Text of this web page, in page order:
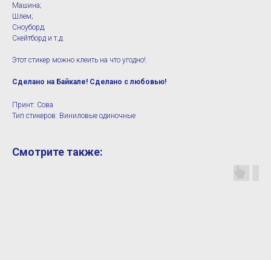
Машина;
Шлем;
Сноуборд;
Скейтборд и т.д.
Этот стикер можно клеить на что угодно!.
Сделано на Байкале! Сделано с любовью!
Принт: Сова
Тип стикеров: Виниловые одиночные
Смотрите также: